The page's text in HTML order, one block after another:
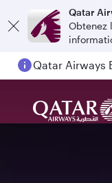
Qatar
Obtenez